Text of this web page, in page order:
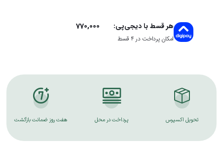
هر قسط با دیجی‌پی: 770,000
امکان پرداخت در 4 قسط
تحویل اکسپرس پرداخت در محل هفت روز ضمانت بازگشت